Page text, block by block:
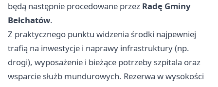
będą następnie procedowane przez Radę Gminy
Bełchatów.
Z praktycznego punktu widzenia środki najpewniej
trafią na inwestycje i naprawy infrastruktury (np.
drogi), wyposażenie i bieżące potrzeby szpitala oraz
wsparcie służb mundurowych. Rezerwa w wysokości